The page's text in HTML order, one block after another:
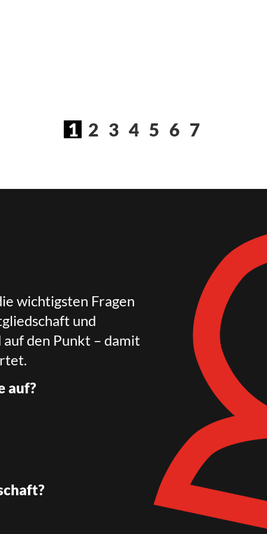
1 2 3 4 5 6 7
wichtigsten Fragen
und
den Punkt – damit
auf?